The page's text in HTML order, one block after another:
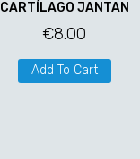
CARTÍLAGO JANTAN
€8.00
Add To Cart